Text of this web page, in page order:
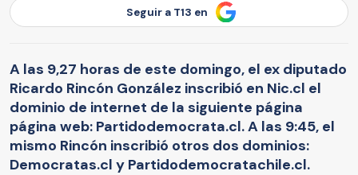
Seguir a T13 en
A las 9,27 horas de este domingo, el ex diputado
Ricardo Rincón González inscribió en Nic.cl el
dominio de internet de la siguiente página
página web: Partidodemocrata.cl. A las 9:45, el
mismo Rincón inscribió otros dos dominios:
Democratas.cl y Partidodemocratachile.cl.